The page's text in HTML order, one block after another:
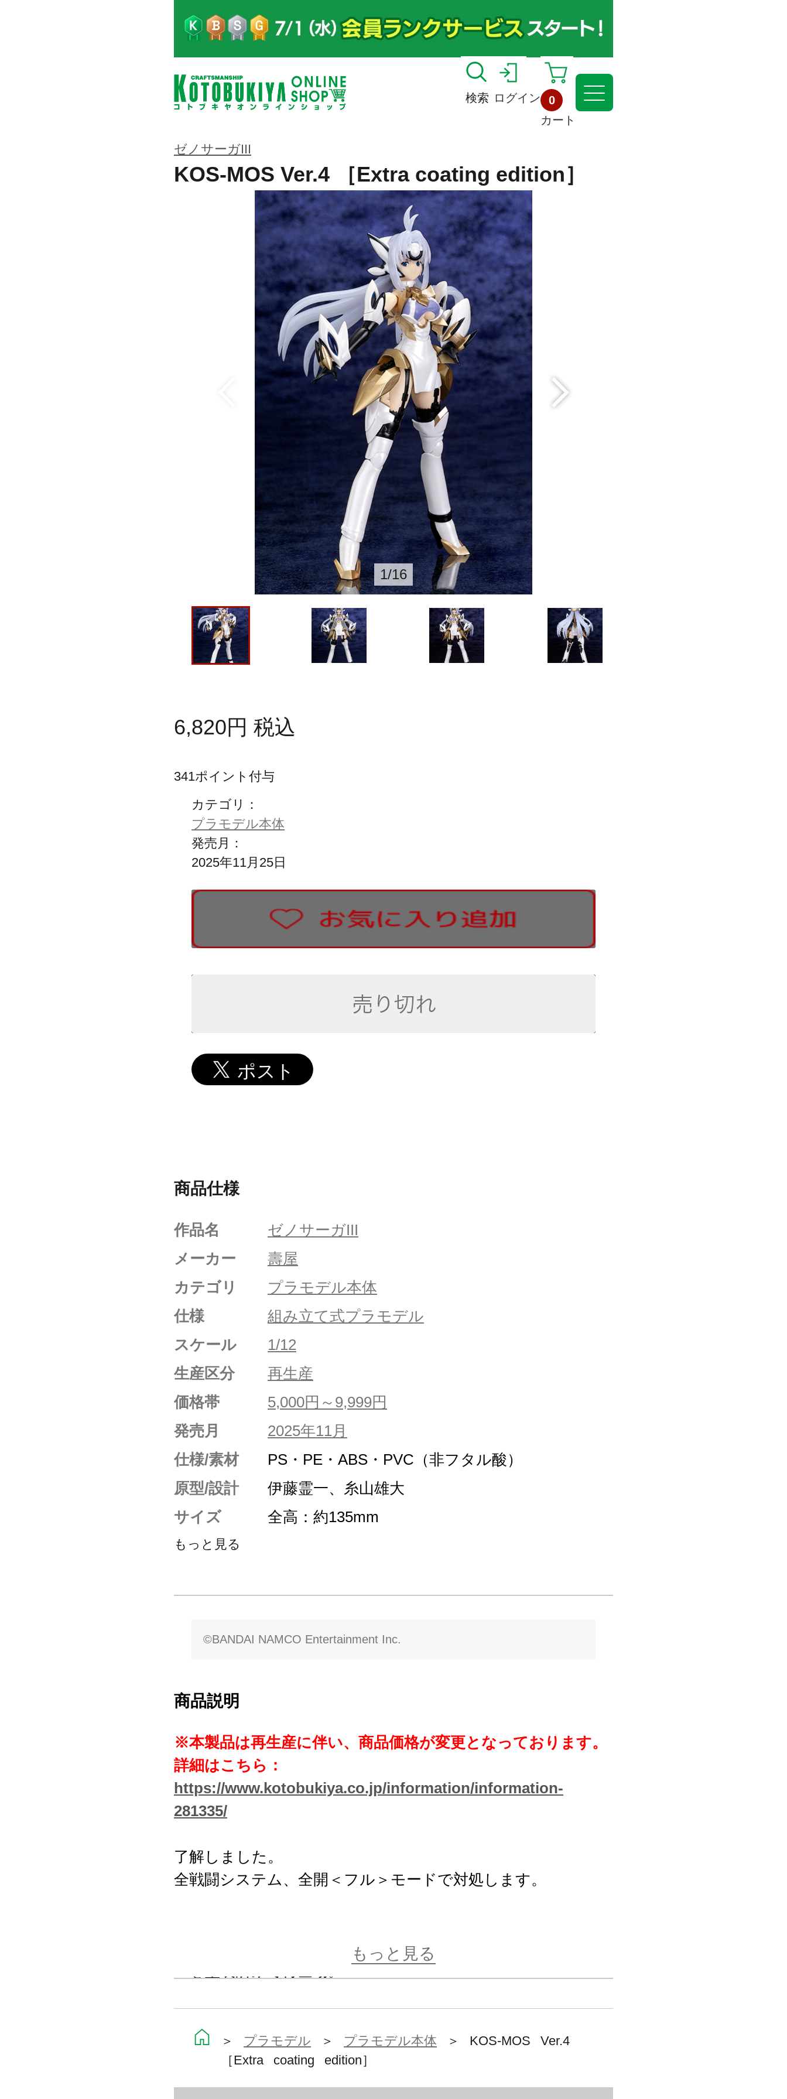
検索 ログイン
0
カート
ゼノサーガIII
KOS-MOS Ver.4 ［Extra coating edition］
1/16
6,820円 税込
341ポイント付与
カテゴリ：
プラモデル本体
発売月：
2025年11月25日
商品仕様
作品名
ゼノサーガIII
メーカー
壽屋
カテゴリ
プラモデル本体
仕様
組み立て式プラモデル
スケール
1/12
生産区分
再生産
価格帯
5,000円～9,999円
発売月
2025年11月
仕様/素材
PS・PE・ABS・PVC（非フタル酸）
原型/設計
伊藤霊一、糸山雄大
サイズ
全高：約135mm
もっと見る
©BANDAI NAMCO Entertainment Inc.
商品説明
※本製品は再生産に伴い、商品価格が変更となっております。
詳細はこちら：
https://www.kotobukiya.co.jp/information/information-
281335/
了解しました。
全戦闘システム、全開＜フル＞モードで対処します。
ス専用人型掃討兵器『KOS-MOS』のプラキットが一部ランナ
て、今回は本体の金色パーツ及びハンドバルカンのシルバーを
塗装済みランナーとし、本体のホワイト部分をパールコーティ
ングで表現。
もっと見る
＞ プラモデル ＞ プラモデル本体 ＞ KOS-MOS Ver.4
［Extra coating edition］